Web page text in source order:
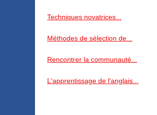
Techniques novatrices...
Méthodes de sélection de...
Rencontrer la communauté...
L'apprentissage de l'anglais...